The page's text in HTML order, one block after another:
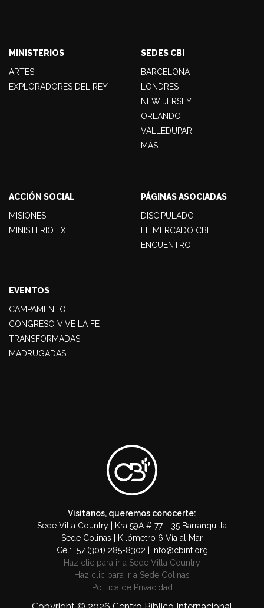
MINISTERIOS
ARTES
EXPLORADORES DEL REY
SEDES CBI
BARCELONA
LONDRES
NEW JERSEY
ORLANDO
VALLEDUPAR
MÁS
ACCIÓN SOCIAL
MISIONES
MINISTERIO EX
EVENTOS
CAMPAMENTO
CONGRESO VIVE LA FE
TRANSFORMADAS
MADRUGADAS
PÁGINAS ASOCIADAS
DISCIPULADO
EL MERCADO CBI
ENCUENTRO
Visítanos, queremos conocerte:
Sede Villa Country | Kra 59A # 77 - 35 Barranquilla
Sede Colinas | Kilómetro 6 Vía al Mar
Cel: +57 (301) 285-8302 | info@cbint.org
Haz clic para ir a Sede Villa Country
Haz clic para ir a Sede Colinas
Política de Privacidad